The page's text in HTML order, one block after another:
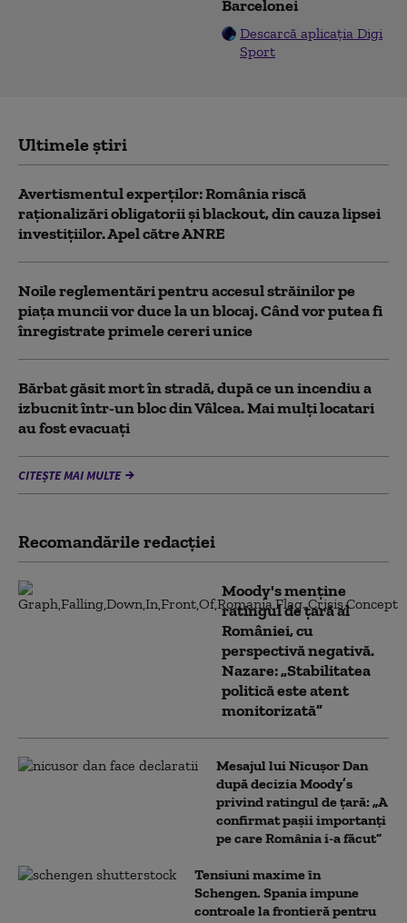
Barcelonei
Descarcă aplicația Digi
Sport
Ultimele știri
Avertismentul experților: România riscă
raționalizări obligatorii și blackout, din cauza lipsei
investițiilor. Apel către ANRE
Noile reglementări pentru accesul străinilor pe
piaţa muncii vor duce la un blocaj. Când vor putea fi
înregistrate primele cereri unice
Bărbat găsit mort în stradă, după ce un incendiu a
izbucnit într-un bloc din Vâlcea. Mai mulți locatari
au fost evacuați
CITEȘTE MAI MULTE
Recomandările redacţiei
Moody's menține
ratingul de țară al
României, cu
perspectivă negativă.
Nazare: „Stabilitatea
politică este atent
monitorizată”
Mesajul lui Nicușor Dan
după decizia Moody’s
privind ratingul de țară: „A
confirmat pașii importanți
pe care România i-a făcut”
Tensiuni maxime în
Schengen. Spania impune
controale la frontieră pentru